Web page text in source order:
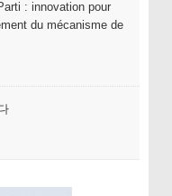
: innovation pour
du mécanisme de